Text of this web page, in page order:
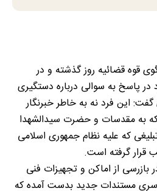
قوه قضائیه روز گذشته و در
پاسخ به سوالی درباره دستگیری
این فرد نه به خاطر خبرنگار
که به مقدسات و حضرت سیدالشهدا
که علیه نظام جمهوری اسلامی
قرار گرفته است.
از اماکن و تجهیزات فنی
مستندات جدید بدست آمده که